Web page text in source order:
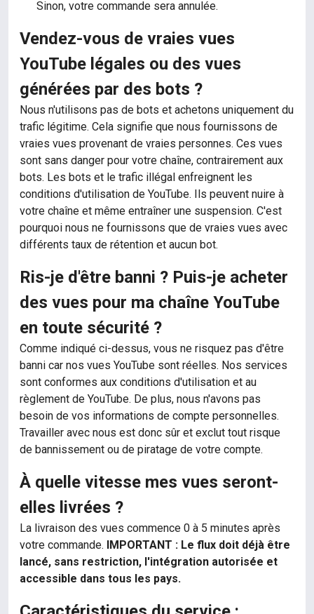
Sinon, votre commande sera annulée.
Vendez-vous de vraies vues
YouTube légales ou des vues
générées par des bots ?
Nous n'utilisons pas de bots et achetons uniquement du
trafic légitime. Cela signifie que nous fournissons de
vraies vues provenant de vraies personnes. Ces vues
sont sans danger pour votre chaîne, contrairement aux
bots. Les bots et le trafic illégal enfreignent les
conditions d'utilisation de YouTube. Ils peuvent nuire à
votre chaîne et même entraîner une suspension. C'est
pourquoi nous ne fournissons que de vraies vues avec
différents taux de rétention et aucun bot.
Ris-je d'être banni ? Puis-je acheter
des vues pour ma chaîne YouTube
en toute sécurité ?
Comme indiqué ci-dessus, vous ne risquez pas d'être
banni car nos vues YouTube sont réelles. Nos services
sont conformes aux conditions d'utilisation et au
règlement de YouTube. De plus, nous n'avons pas
besoin de vos informations de compte personnelles.
Travailler avec nous est donc sûr et exclut tout risque
de bannissement ou de piratage de votre compte.
À quelle vitesse mes vues seront-
elles livrées ?
La livraison des vues commence 0 à 5 minutes après
votre commande. IMPORTANT : Le flux doit déjà être
lancé, sans restriction, l'intégration autorisée et
accessible dans tous les pays.